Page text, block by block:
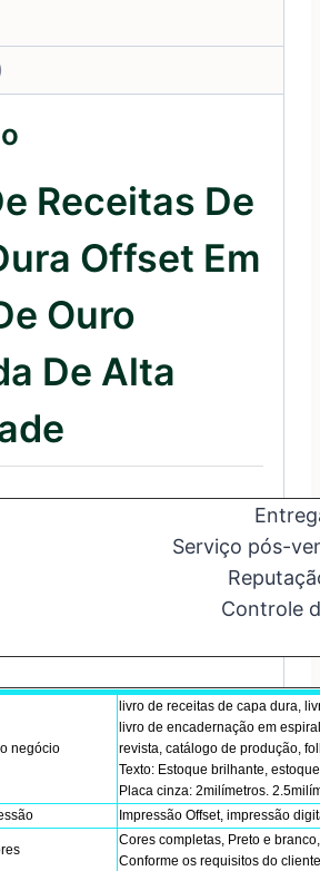
Receitas De
Offset Em
Ouro
De Alta
Serviço pós-
Controle
negócio
livro de receitas de capa dura,
livro de encadernação em
revista, catálogo de produção,
Texto: Estoque brilhante,
Placa cinza: 2milímetros.
Impressão Offset, impressão
Cores completas, Preto e
Conforme os requisitos do cliente